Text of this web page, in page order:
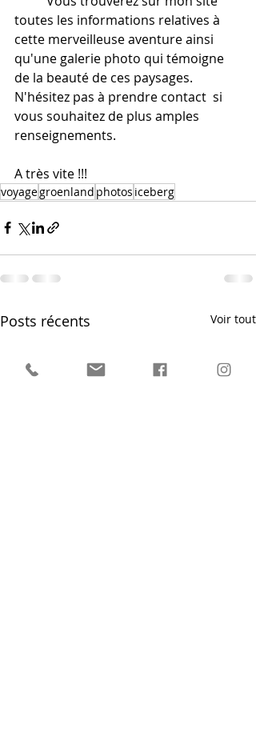
toutes les informations relatives à
cette merveilleuse aventure ainsi
qu'une galerie photo qui témoigne
de la beauté de ces paysages.
N'hésitez pas à prendre contact  si
vous souhaitez de plus amples
renseignements.
A très vite !!!
voyagegroenland photos iceberg
Posts récents Voir tout